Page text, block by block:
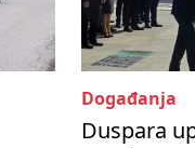
Događanja
Duspara